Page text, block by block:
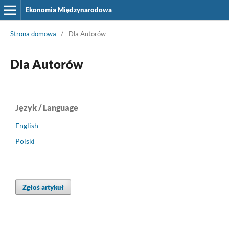
Ekonomia Międzynarodowa
Strona domowa / Dla Autorów
Dla Autorów
Język / Language
English
Polski
Zgłoś artykuł